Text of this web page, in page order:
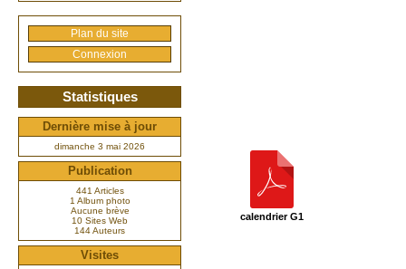
calendrier G1
Plan du site
Connexion
Statistiques
Dernière mise à jour
dimanche 3 mai 2026
Publication
441 Articles
1 Album photo
Aucune brève
10 Sites Web
144 Auteurs
Visites